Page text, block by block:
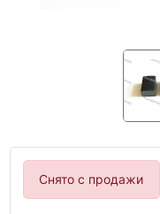
Снято с продажи